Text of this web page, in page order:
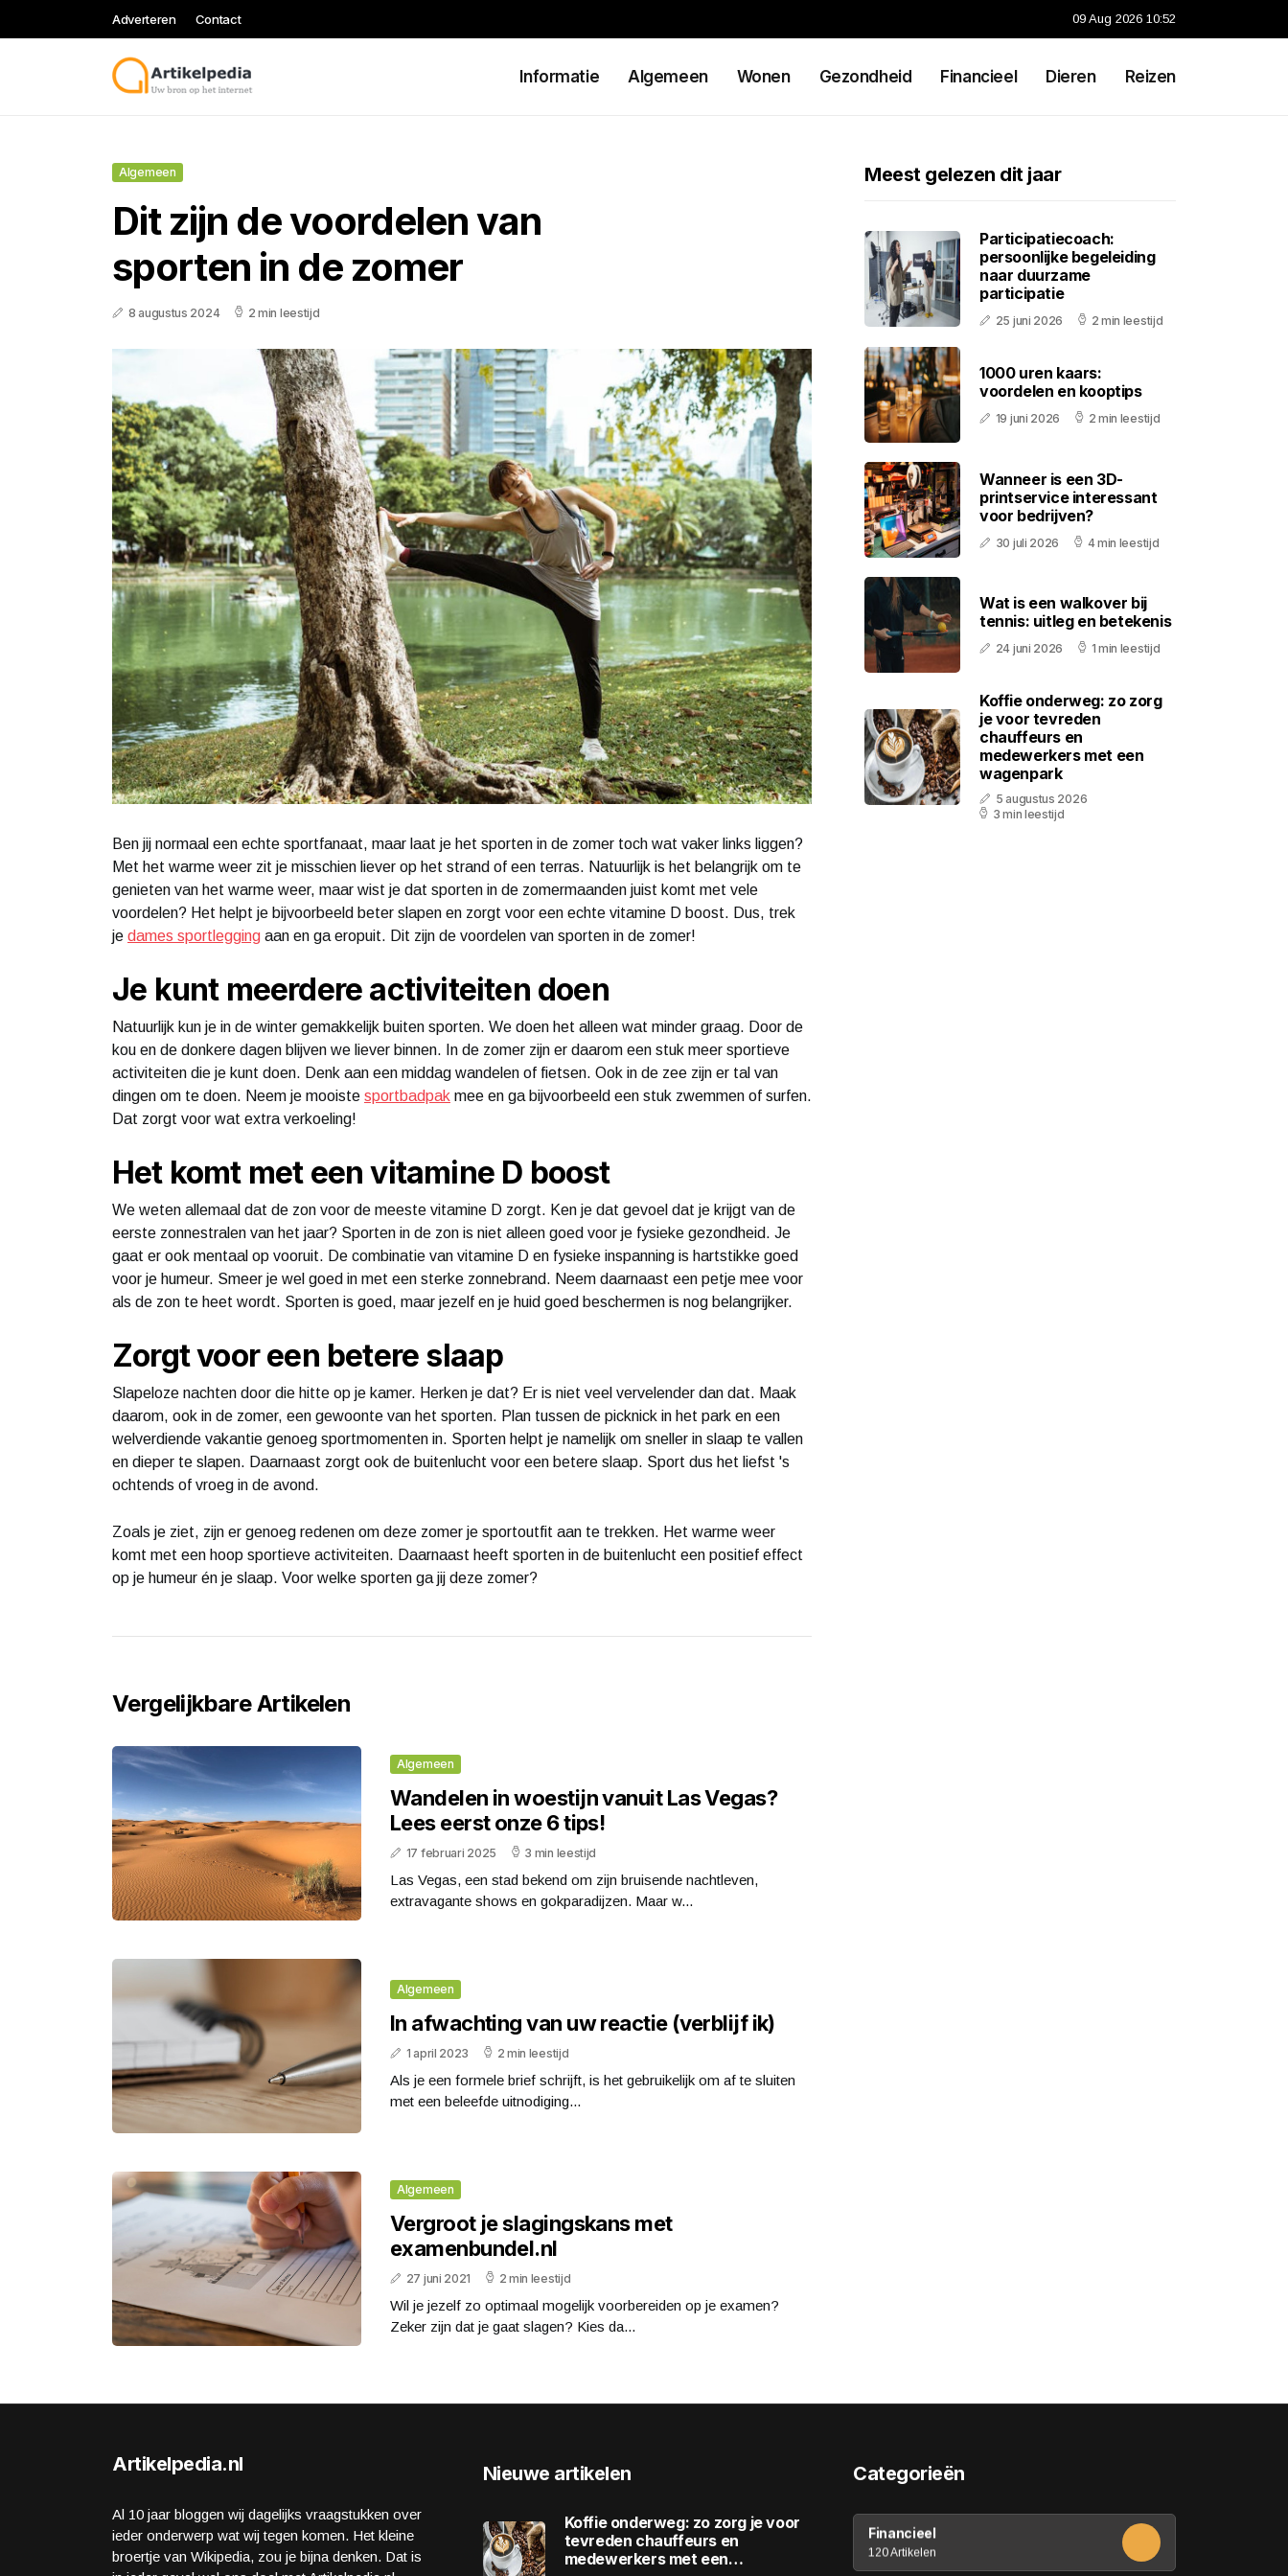
Adverteren Contact 09 Aug 2026 10:52
Informatie Algemeen Wonen Gezondheid Financieel Dieren Reizen
Algemeen
Dit zijn de voordelen van
sporten in de zomer
8 augustus 2024 2 min leestijd
Ben jij normaal een echte sportfanaat, maar laat je het sporten in de zomer toch wat vaker links liggen?
Met het warme weer zit je misschien liever op het strand of een terras. Natuurlijk is het belangrijk om te
genieten van het warme weer, maar wist je dat sporten in de zomermaanden juist komt met vele
voordelen? Het helpt je bijvoorbeeld beter slapen en zorgt voor een echte vitamine D boost. Dus, trek
je dames sportlegging aan en ga eropuit. Dit zijn de voordelen van sporten in de zomer!
Je kunt meerdere activiteiten doen
Natuurlijk kun je in de winter gemakkelijk buiten sporten. We doen het alleen wat minder graag. Door de
kou en de donkere dagen blijven we liever binnen. In de zomer zijn er daarom een stuk meer sportieve
activiteiten die je kunt doen. Denk aan een middag wandelen of fietsen. Ook in de zee zijn er tal van
dingen om te doen. Neem je mooiste sportbadpak mee en ga bijvoorbeeld een stuk zwemmen of surfen.
Dat zorgt voor wat extra verkoeling!
Het komt met een vitamine D boost
We weten allemaal dat de zon voor de meeste vitamine D zorgt. Ken je dat gevoel dat je krijgt van de
eerste zonnestralen van het jaar? Sporten in de zon is niet alleen goed voor je fysieke gezondheid. Je
gaat er ook mentaal op vooruit. De combinatie van vitamine D en fysieke inspanning is hartstikke goed
voor je humeur. Smeer je wel goed in met een sterke zonnebrand. Neem daarnaast een petje mee voor
als de zon te heet wordt. Sporten is goed, maar jezelf en je huid goed beschermen is nog belangrijker.
Zorgt voor een betere slaap
Slapeloze nachten door die hitte op je kamer. Herken je dat? Er is niet veel vervelender dan dat. Maak
daarom, ook in de zomer, een gewoonte van het sporten. Plan tussen de picknick in het park en een
welverdiende vakantie genoeg sportmomenten in. Sporten helpt je namelijk om sneller in slaap te vallen
en dieper te slapen. Daarnaast zorgt ook de buitenlucht voor een betere slaap. Sport dus het liefst 's
ochtends of vroeg in de avond.
Zoals je ziet, zijn er genoeg redenen om deze zomer je sportoutfit aan te trekken. Het warme weer
komt met een hoop sportieve activiteiten. Daarnaast heeft sporten in de buitenlucht een positief effect
op je humeur én je slaap. Voor welke sporten ga jij deze zomer?
Vergelijkbare Artikelen
Algemeen
Wandelen in woestijn vanuit Las Vegas?
Lees eerst onze 6 tips!
17 februari 2025 3 min leestijd
Las Vegas, een stad bekend om zijn bruisende nachtleven,
extravagante shows en gokparadijzen. Maar w...
Algemeen
In afwachting van uw reactie (verblijf ik)
1 april 2023 2 min leestijd
Als je een formele brief schrijft, is het gebruikelijk om af te sluiten
met een beleefde uitnodiging...
Algemeen
Vergroot je slagingskans met
examenbundel.nl
27 juni 2021 2 min leestijd
Wil je jezelf zo optimaal mogelijk voorbereiden op je examen?
Zeker zijn dat je gaat slagen? Kies da...
Meest gelezen dit jaar
Participatiecoach:
persoonlijke begeleiding
naar duurzame
participatie
25 juni 2026 2 min leestijd
1000 uren kaars:
voordelen en kooptips
19 juni 2026 2 min leestijd
Wanneer is een 3D-
printservice interessant
voor bedrijven?
30 juli 2026 4 min leestijd
Wat is een walkover bij
tennis: uitleg en betekenis
24 juni 2026 1 min leestijd
Koffie onderweg: zo zorg
je voor tevreden
chauffeurs en
medewerkers met een
wagenpark
5 augustus 2026
3 min leestijd
Artikelpedia.nl
Al 10 jaar bloggen wij dagelijks vraagstukken over
ieder onderwerp wat wij tegen komen. Het kleine
broertje van Wikipedia, zou je bijna denken. Dat is
Nieuwe artikelen
Koffie onderweg: zo zorg je voor
tevreden chauffeurs en
medewerkers met een
Categorieën
Financieel
120 Artikelen